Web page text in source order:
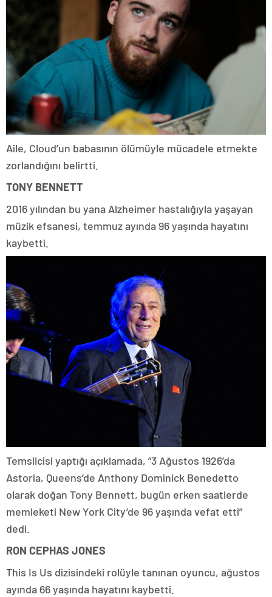
Aile, Cloud’un babasının ölümüyle mücadele etmekte
zorlandığını belirtti.
TONY BENNETT
2016 yılından bu yana Alzheimer hastalığıyla yaşayan
müzik efsanesi, temmuz ayında 96 yaşında hayatını
kaybetti.
Temsilcisi yaptığı açıklamada, “3 Ağustos 1926’da
Astoria, Queens’de Anthony Dominick Benedetto
olarak doğan Tony Bennett, bugün erken saatlerde
memleketi New York City’de 96 yaşında vefat etti”
dedi.
RON CEPHAS JONES
This Is Us dizisindeki rolüyle tanınan oyuncu, ağustos
ayında 66 yaşında hayatını kaybetti.